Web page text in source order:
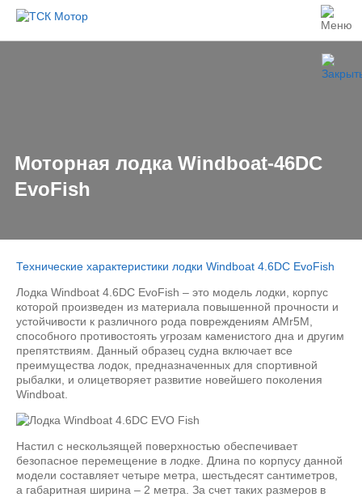
Моторная лодка Windboat-46DC
EvoFish
Технические характеристики лодки Windboat 4.6DC EvoFish
Лодка Windboat 4.6DC EvoFish – это модель лодки, корпус
которой произведен из материала повышенной прочности и
устойчивости к различного рода повреждениям AMr5M,
способного противостоять угрозам каменистого дна и другим
препятствиям. Данный образец судна включает все
преимущества лодок, предназначенных для спортивной
рыбалки, и олицетворяет развитие новейшего поколения
Windboat.
Настил с нескользящей поверхностью обеспечивает
безопасное перемещение в лодке. Длина по корпусу данной
модели составляет четыре метра, шестьдесят сантиметров,
а габаритная ширина – 2 метра. За счет таких размеров в